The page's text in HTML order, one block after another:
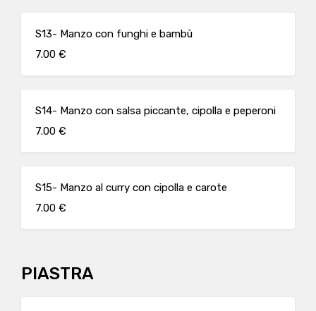
S13- Manzo con funghi e bambù
7.00 €
S14- Manzo con salsa piccante, cipolla e peperoni
7.00 €
S15- Manzo al curry con cipolla e carote
7.00 €
PIASTRA